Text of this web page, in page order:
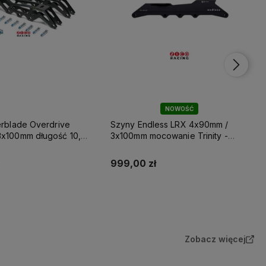
Overdrive
długość 10,6"
NOWOŚĆ
Szyny Endless LRX 4x90mm /
3x100mm mocowanie Trinity -
999,00 zł
Zobacz więcej